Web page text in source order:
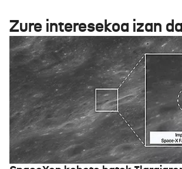
Zure interesekoa izan